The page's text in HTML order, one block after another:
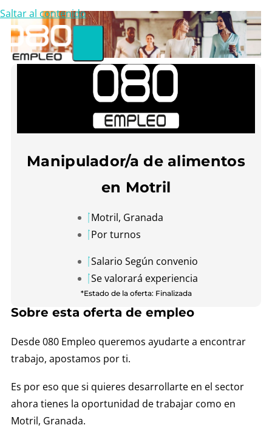
Saltar al contenido
Manipulador/a de alimentos
en Motril
Motril, Granada
Por turnos
Salario Según convenio
Se valorará experiencia
*Estado de la oferta: Finalizada
Sobre esta oferta de empleo
Desde 080 Empleo queremos ayudarte a encontrar
trabajo, apostamos por ti.
Es por eso que si quieres desarrollarte en el sector
ahora tienes la oportunidad de trabajar como en
Motril, Granada.